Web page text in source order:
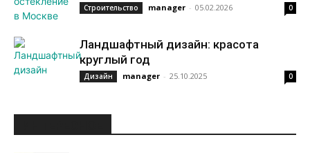
Строительство manager - 05.02.2026 0
Ландшафтный дизайн: красота
круглый год
Дизайн manager - 25.10.2025 0